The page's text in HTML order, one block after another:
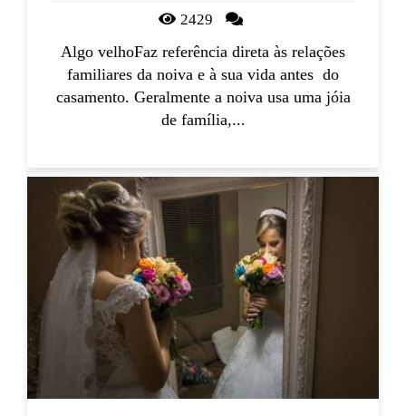
2429
Algo velhoFaz referência direta às relações
familiares da noiva e à sua vida antes do
casamento. Geralmente a noiva usa uma jóia
de família,...